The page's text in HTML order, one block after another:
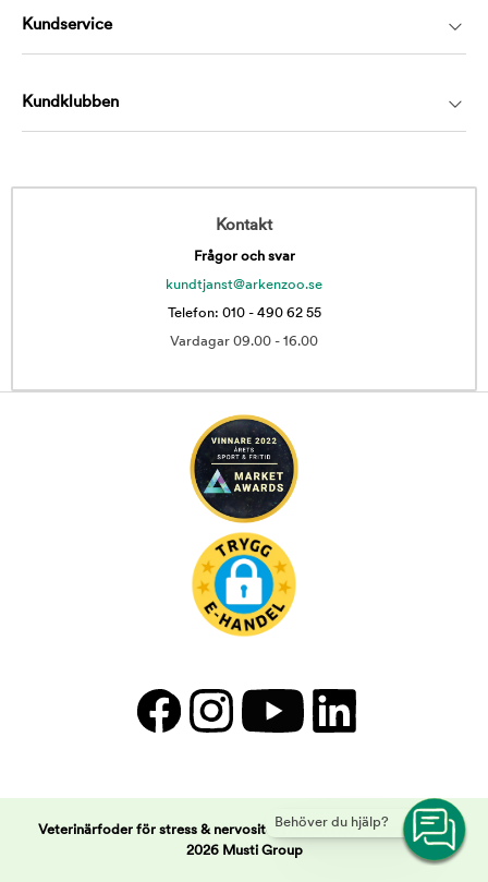
Behöver du hjälp?
Kundservice
Kundklubben
Kontakt
Frågor och svar
kundtjanst@arkenzoo.se
Telefon: 010 - 490 62 55
Vardagar 09.00 - 16.00
Veterinärfoder för stress & nervositet | Arken Zoo - Copyright ©
2026 Musti Group